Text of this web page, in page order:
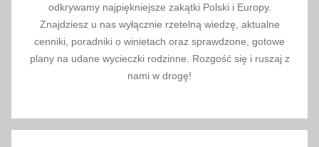
odkrywamy najpiękniejsze zakątki Polski i Europy.
Znajdziesz u nas wyłącznie rzetelną wiedzę, aktualne
cenniki, poradniki o winietach oraz sprawdzone, gotowe
plany na udane wycieczki rodzinne. Rozgość się i ruszaj z
nami w drogę!